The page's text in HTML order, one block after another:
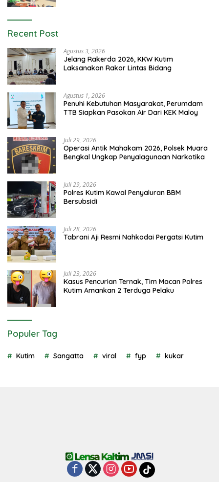
Recent Post
Agustus 3, 2026
Jelang Rakerda 2026, KKW Kutim
Laksanakan Rakor Lintas Bidang
Agustus 1, 2026
Penuhi Kebutuhan Masyarakat, Perumdam
TTB Siapkan Pasokan Air Dari KEK Maloy
Juli 29, 2026
Operasi Antik Mahakam 2026, Polsek Muara
Bengkal Ungkap Penyalagunaan Narkotika
Juli 29, 2026
Polres Kutim Kawal Penyaluran BBM
Bersubsidi
Juli 28, 2026
Tabrani Aji Resmi Nahkodai Pergatsi Kutim
Juli 23, 2026
Kasus Pencurian Ternak, Tim Macan Polres
Kutim Amankan 2 Terduga Pelaku
Populer Tag
Kutim Sangatta viral fyp kukar